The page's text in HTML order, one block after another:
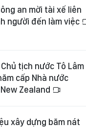
an mời tài xế liên
người đến làm việc
tịch nước Tô Lâm
cấp Nhà nước
Zealand
xây dựng băm nát